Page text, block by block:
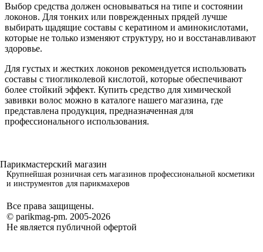
Выбор средства должен основываться на типе и состоянии
локонов. Для тонких или поврежденных прядей лучше
выбирать щадящие составы с кератином и аминокислотами,
которые не только изменяют структуру, но и восстанавливают
здоровье.
Для густых и жестких локонов рекомендуется использовать
составы с тиогликолевой кислотой, которые обеспечивают
более стойкий эффект. Купить средство для химической
завивки волос можно в каталоге нашего магазина, где
представлена продукция, предназначенная для
профессионального использования.
Крупнейшая розничная сеть магазинов профессиональной косметики
и инструментов для парикмахеров
Все права защищены.
© parikmag-pm. 2005-2026
Не является публичной офертой